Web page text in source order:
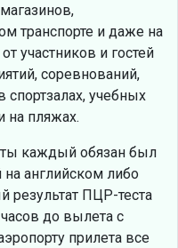
транспорте и даже на
участников и гостей
соревнований,
спортзалах, учебных
на пляжах.
каждый обязан был
английском либо
результат ПЦР-теста
до вылета с
прилета все